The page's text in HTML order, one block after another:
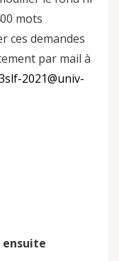
mots
ces demandes
par mail à
2021@univ-
ensuite